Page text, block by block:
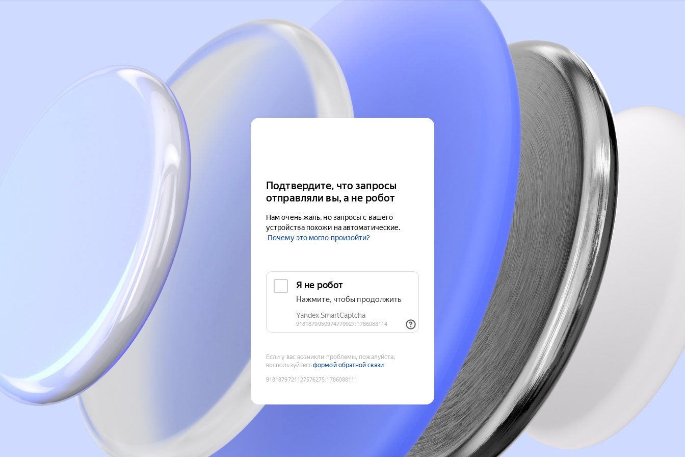
Подтвердите, что запросы
отправляли вы, а не робот
Нам очень жаль, но запросы с вашего
устройства похожи на автоматические.
Почему это могло произойти?
Если у вас возникли проблемы, пожалуйста,
воспользуйтесьформой обратной связи
9181879721127576275:1786088111